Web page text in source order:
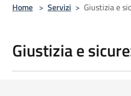
Home > Servizi > Giustizia e
Giustizia e